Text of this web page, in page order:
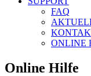
FAQ
ONLINE
Online Hilfe